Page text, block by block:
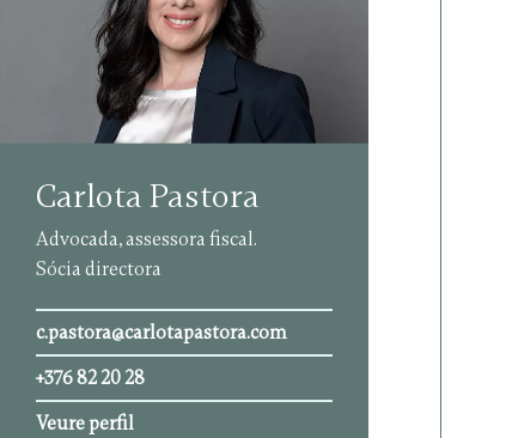
Carlota Pastora
Advocada, assessora fiscal.
Sócia directora
c.pastora@carlotapastora.com
+376 82 20 28
Veure perfil